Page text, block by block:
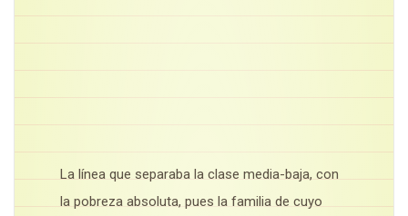
La línea que separaba la clase media-baja, con
la pobreza absoluta, pues la familia de cuyo